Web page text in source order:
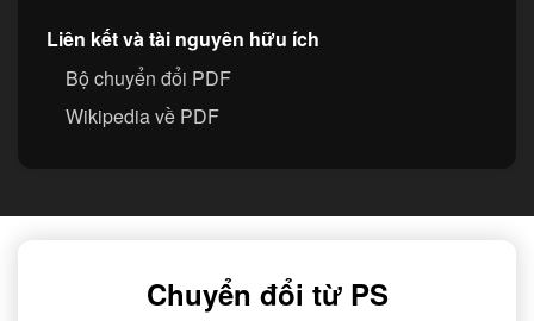
Liên kết và tài nguyên hữu ích
Bộ chuyển đổi PDF
Wikipedia về PDF
Chuyển đổi từ PS